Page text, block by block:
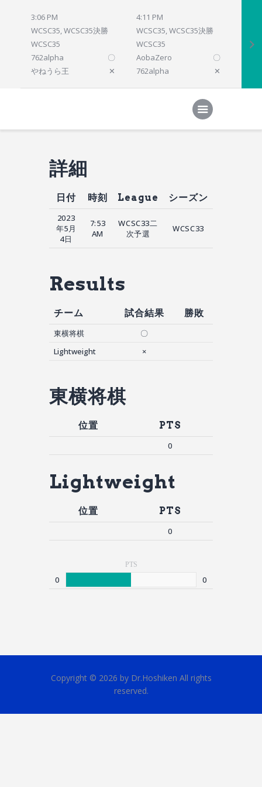
3:06 PM
WCSC35, WCSC35決勝
WCSC35
762alpha
〇
やねうら王
✕
4:11 PM
WCSC35, WCSC35決勝
WCSC35
AobaZero
〇
762alpha
✕
Home
参加プログラム
詳細
日付 時刻 League シーズン
2023
年5月
4日
7:53
AM
WCSC33二
次予選
WCSC33
Results
チーム 試合結果 勝敗
東横将棋
〇
Lightweight
×
東横将棋
位置 PTS
0
Lightweight
位置 PTS
0
PTS
0 0
Copyright © 2026 by Dr.Hoshiken All rights
reserved.